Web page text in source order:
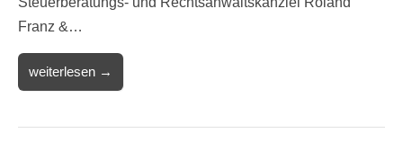
Franz &…
weiterlesen →